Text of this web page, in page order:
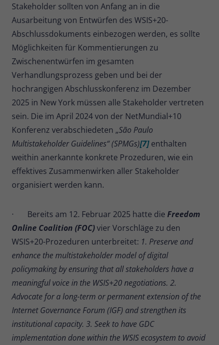
Stakeholder sollten von Anfang an in die
Ausarbeitung von Entwürfen des WSIS+20-
Abschlussdokuments einbezogen werden, es sollte
Möglichkeiten für Kommentierungen zu
Zwischenentwürfen im gesamten
Verhandlungsprozess geben und bei der
hochrangigen Abschlusskonferenz im Dezember
2025 in New York müssen alle Stakeholder vertreten
sein. Die im April 2024 von der NetMundial+10
Konferenz verabschiedeten „São Paulo
Multistakeholder Guidelines“ (SPMGs)[7]enthalten
weithin anerkannte konkrete Prozeduren, wie ein
effektives Zusammenwirken aller Stakeholder
organisiert werden kann.
· Bereits am 12. Februar 2025 hatte die Freedom
Online Coalition (FOC)vier Vorschläge zu den
WSIS+20-Prozeduren unterbreitet: 1. Preserve and
enhance the multistakeholder model of digital
policymaking by ensuring that all stakeholders have a
meaningful voice in the WSIS+20 negotiations. 2.
Advocate for a long-term or permanent extension of the
Internet Governance Forum (IGF) and strengthen its
institutional capacity. 3. Seek to have GDC
implementation done within the WSIS ecosystem to avoid